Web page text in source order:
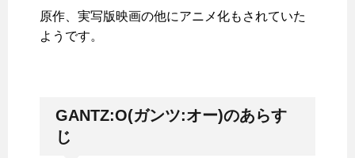
原作、実写版映画の他にアニメ化もされていた
ようです。
GANTZ:O(ガンツ:オー)のあらす
じ